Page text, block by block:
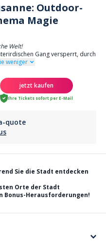
Outdoor-
Magie
Welt!
Gang versperrt, durch
weniger
jetzt kaufen
Ihre Tickets sofort per E-Mail
quote
Sie die Stadt entdecken
Orte der Stadt
Bonus-Herausforderungen!